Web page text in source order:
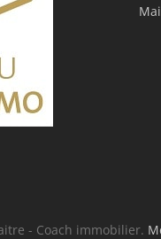
- Coach immobilier.